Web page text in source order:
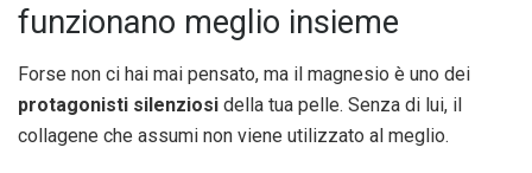
funzionano meglio insieme
Forse non ci hai mai pensato, ma il magnesio è uno dei
protagonisti silenziosi della tua pelle. Senza di lui, il
collagene che assumi non viene utilizzato al meglio.